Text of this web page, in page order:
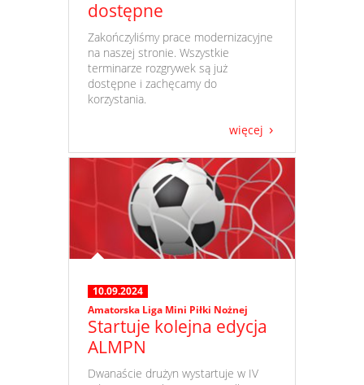
dostępne
​ Zakończyliśmy prace modernizacyjne
na naszej stronie. Wszystkie
terminarze rozgrywek są już
dostępne i zachęcamy do
korzystania.
więcej
10.09.2024
Amatorska Liga Mini Piłki Nożnej
Startuje kolejna edycja
ALMPN
​ Dwanaście drużyn wystartuje w IV